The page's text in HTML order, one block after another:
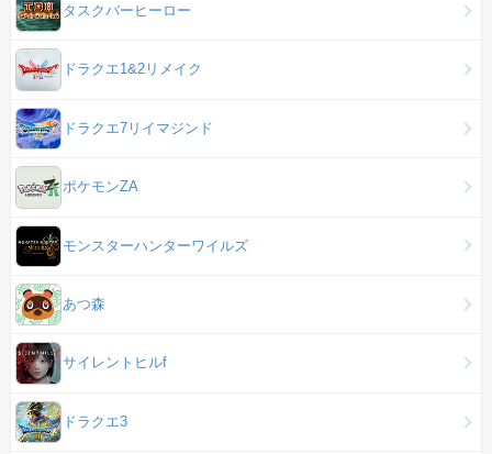
タスクバーヒーロー
ドラクエ1&2リメイク
ドラクエ7リイマジンド
ポケモンZA
モンスターハンターワイルズ
あつ森
サイレントヒルf
ドラクエ3